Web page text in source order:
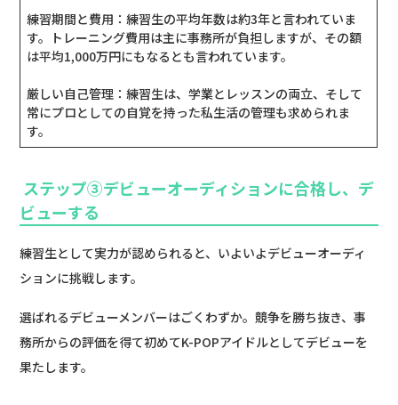
練習期間と費用：練習生の平均年数は約3年と言われていま
す。トレーニング費用は主に事務所が負担しますが、その額
は平均1,000万円にもなるとも言われています。
厳しい自己管理：練習生は、学業とレッスンの両立、そして
常にプロとしての自覚を持った私生活の管理も求められま
す。
ステップ③デビューオーディションに合格し、デ
ビューする
練習生として実力が認められると、いよいよデビューオーディ
ションに挑戦します。
選ばれるデビューメンバーはごくわずか。競争を勝ち抜き、事
務所からの評価を得て初めてK-POPアイドルとしてデビューを
果たします。